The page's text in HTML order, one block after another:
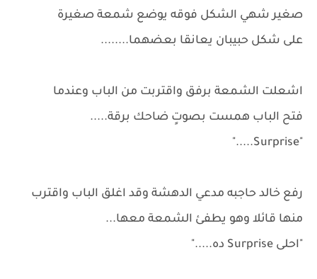
صغير شهي الشكل فوقه يوضع شمعة صغيرة
على شكل حبيبان يعانقا بعضهما........
اشعلت الشمعة برفق واقتربت من الباب وعندما
فتح الباب همست بصوتٍ ضاحك برقة.....
"Surprise....."
رفع خالد حاجبه مدعي الدهشة وقد اغلق الباب واقترب
منها قائلا وهو يطفئ الشمعة معها...
"احلى Surprise ده....."